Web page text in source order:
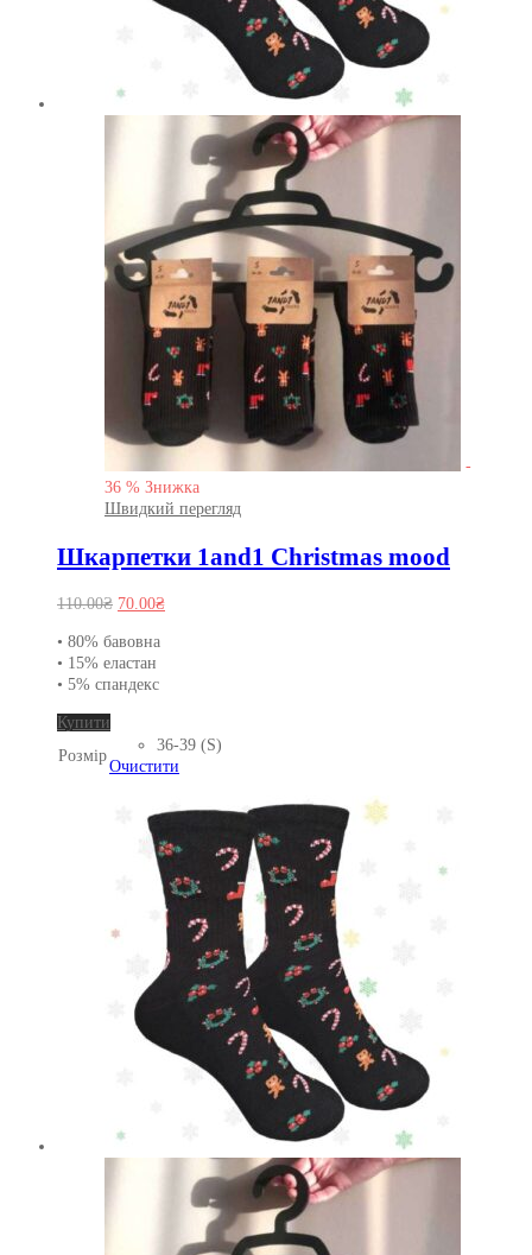
-
36 % Знижка
Швидкий перегляд
Шкарпетки 1and1 Christmas mood
110.00₴ Оригінальна
110.00₴.
70.00₴Поточна
• 80% бавовна
• 15% еластан
• 5% спандекс
Купити
товар
має
варіантів.
Параметри
можна
вибрати
сторінці
товару
Розмір
36-39 (S)
Очистити